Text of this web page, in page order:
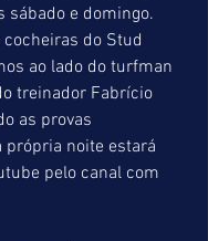
sábado e domingo.
do Stud
ao lado do turfman
treinador Fabrício
as provas
própria noite estará
pelo canal com